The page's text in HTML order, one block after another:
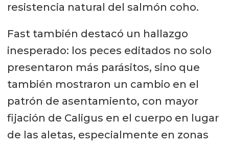
resistencia natural del salmón coho.
Fast también destacó un hallazgo
inesperado: los peces editados no solo
presentaron más parásitos, sino que
también mostraron un cambio en el
patrón de asentamiento, con mayor
fijación de Caligus en el cuerpo en lugar
de las aletas, especialmente en zonas